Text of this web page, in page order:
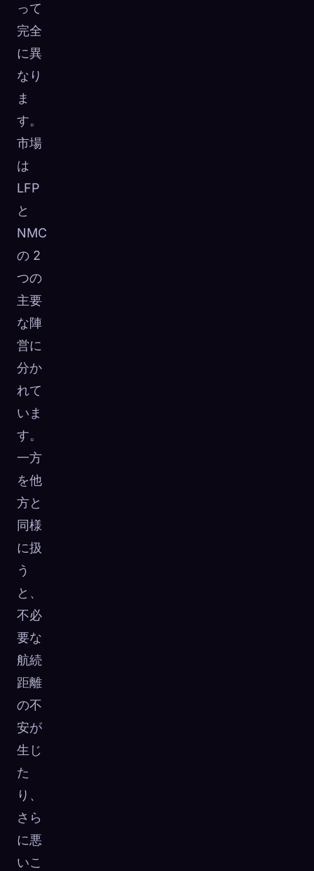
って
完全
に異
なり
ま
す。
市場
は
LFP
と
NMC
の 2
つの
主要
な陣
営に
分か
れて
いま
す。
一方
を他
方と
同様
に扱
う
と、
不必
要な
航続
距離
の不
安が
生じ
た
り、
さら
に悪
いこ